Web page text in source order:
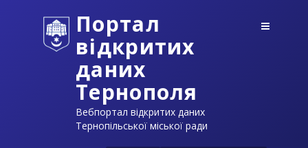
Портал
відкритих
даних
Тернополя
Вебпортал відкритих даних
Тернопільської міської ради